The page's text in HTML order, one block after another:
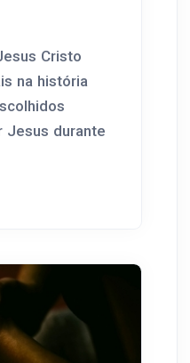
Cristo
na história
Jesus durante